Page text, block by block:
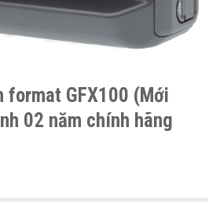
format GFX100 (Mới
02 năm chính hãng